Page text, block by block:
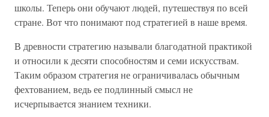
школы. Теперь они обучают людей, путешествуя по всей
стране. Вот что понимают под стратегией в наше время.
В древности стратегию называли благодатной практикой
и относили к десяти способностям и семи искусствам.
Таким образом стратегия не ограничивалась обычным
фехтованием, ведь ее подлинный смысл не
исчерпывается знанием техники.